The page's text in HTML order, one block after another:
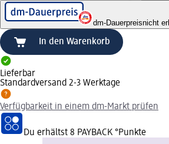
dm-Dauerpreisnicht
In den Warenkorb
Lieferbar
Standardversand 2-3 Werktage
Verfügbarkeit in einem dm-Markt prüfen
Du erhältst 8 PAYBACK °Punkte